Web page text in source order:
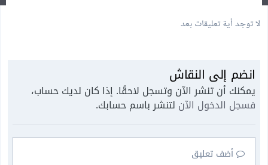
لا توجد أية تعليقات بعد
انضم إلى النقاش
يمكنك أن تنشر الآن وتسجل لاحقًا. إذا كان لديك حساب،
فسجل الدخول الآن لتنشر باسم حسابك.
أضف تعليق